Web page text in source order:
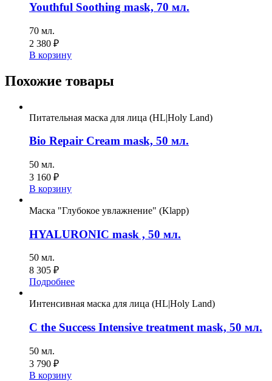
Youthful Soothing mask, 70 мл.
70 мл.
2 380 ₽
В корзину
Похожие товары
Питательная маска для лица (HL|Holy Land)
Bio Repair Cream mask, 50 мл.
50 мл.
3 160 ₽
В корзину
Маска "Глубокое увлажнение" (Klapp)
HYALURONIC mask , 50 мл.
50 мл.
8 305 ₽
Подробнее
Интенсивная маска для лица (HL|Holy Land)
C the Success Intensive treatment mask, 50 мл.
50 мл.
3 790 ₽
В корзину